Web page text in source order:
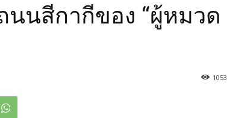
นนสีกากีของ “ผู้หมวด
1053